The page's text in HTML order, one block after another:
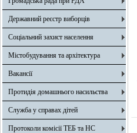
Державний реєстр виборців
Соціальний захист населення
Містобудування та архітектура
Вакансії
Протидія домашнього насильства
Служба у справах дітей
Протоколи комісії ТЕБ та НС